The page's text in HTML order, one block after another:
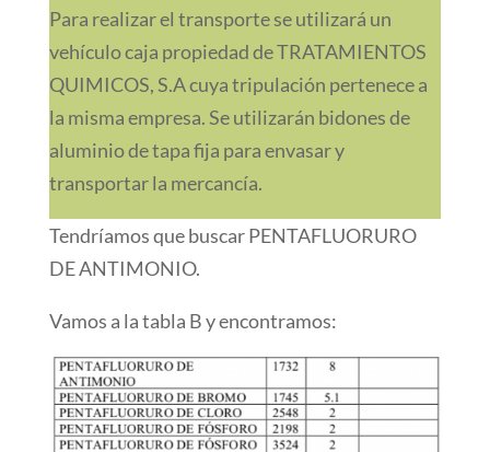
Para realizar el transporte se utilizará un
vehículo caja propiedad de TRATAMIENTOS
QUIMICOS, S.A cuya tripulación pertenece a
la misma empresa. Se utilizarán bidones de
aluminio de tapa fija para envasar y
transportar la mercancía.
Tendríamos que buscar PENTAFLUORURO
DE ANTIMONIO.
Vamos a la tabla B y encontramos: